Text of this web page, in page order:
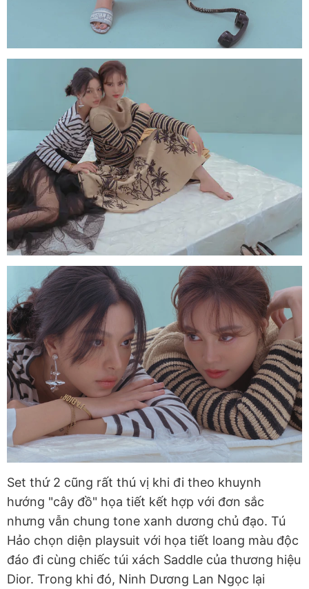
Set thứ 2 cũng rất thú vị khi đi theo khuynh
hướng "cây đồ" họa tiết kết hợp với đơn sắc
nhưng vẫn chung tone xanh dương chủ đạo. Tú
Hảo chọn diện playsuit với họa tiết loang màu độc
đáo đi cùng chiếc túi xách Saddle của thương hiệu
Dior. Trong khi đó, Ninh Dương Lan Ngọc lại